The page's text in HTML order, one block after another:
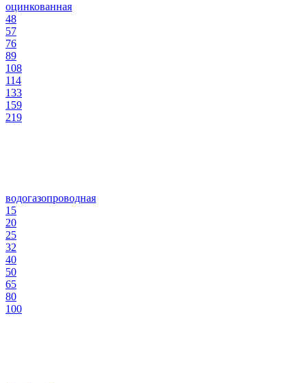
оцинкованная
48
57
76
89
108
114
133
159
219
водогазопроводная
15
20
25
32
40
50
65
80
100